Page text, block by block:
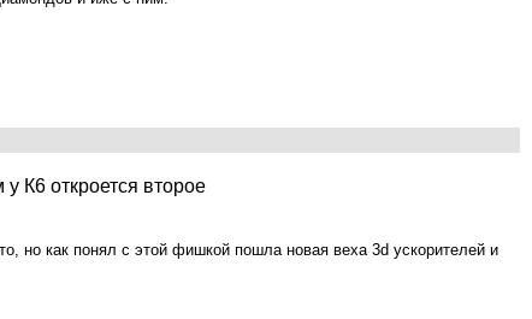
К6 откроется второе
но как понял с этой фишкой пошла новая веха 3d ускорителей и